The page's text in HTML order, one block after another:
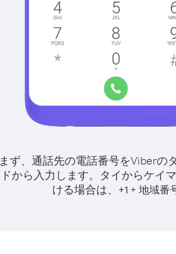
まず、通話先の電話番号をViberの
ドから入力します。 タイからケイ
ける場合は、 +1 + 地域番